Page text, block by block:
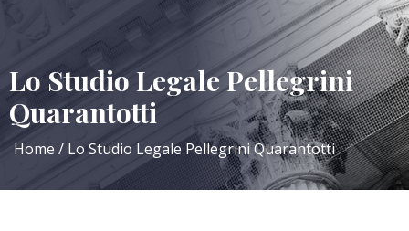
Lo Studio Legale Pellegrini
Quarantotti
Home Lo Studio Legale Pellegrini Quarantotti